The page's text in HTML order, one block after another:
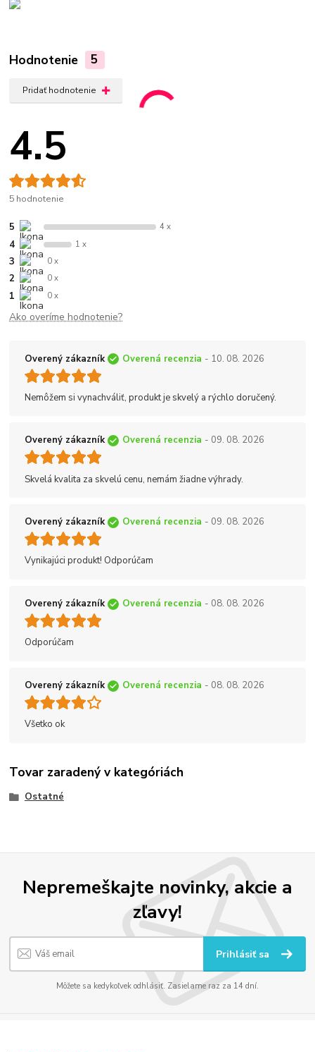
Hodnotenie 5
Pridať hodnotenie
4.5
5 hodnotenie
5 4 x
4 1 x
3 0 x
2 0 x
1 0 x
Ako overíme hodnotenie?
Overený zákazník Overená recenzia - 10. 08. 2026
Nemôžem si vynachváliť, produkt je skvelý a rýchlo doručený.
Overený zákazník Overená recenzia - 09. 08. 2026
Skvelá kvalita za skvelú cenu, nemám žiadne výhrady.
Overený zákazník Overená recenzia - 09. 08. 2026
Vynikajúci produkt! Odporúčam
Overený zákazník Overená recenzia - 08. 08. 2026
Odporúčam
Overený zákazník Overená recenzia - 08. 08. 2026
Všetko ok
Tovar zaradený v kategóriách
Ostatné
Nepremeškajte novinky, akcie a
zľavy!
Prihlásiť sa
Môžete sa kedykoľvek odhlásiť. Zasielame raz za 14 dní.